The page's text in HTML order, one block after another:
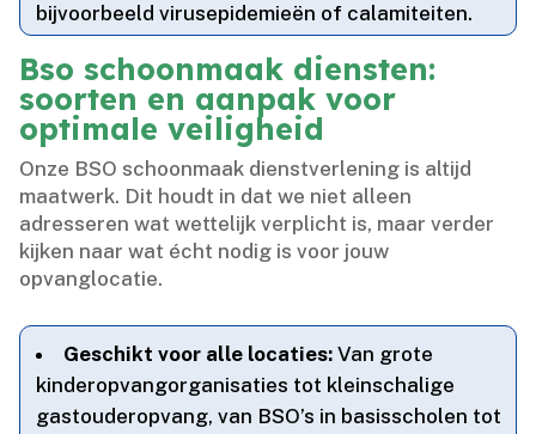
bijvoorbeeld virusepidemieën of calamiteiten.​
Bso schoonmaak diensten:
soorten en aanpak voor
optimale veiligheid
Onze BSO schoonmaak dienstverlening is altijd
maatwerk.​ Dit houdt in dat we niet alleen
adresseren wat wettelijk verplicht is, maar verder
kijken naar wat écht nodig is voor jouw
opvanglocatie.​
Geschikt voor alle locaties: Van grote
kinderopvangorganisaties tot kleinschalige
gastouderopvang, van BSO’s in basisscholen tot